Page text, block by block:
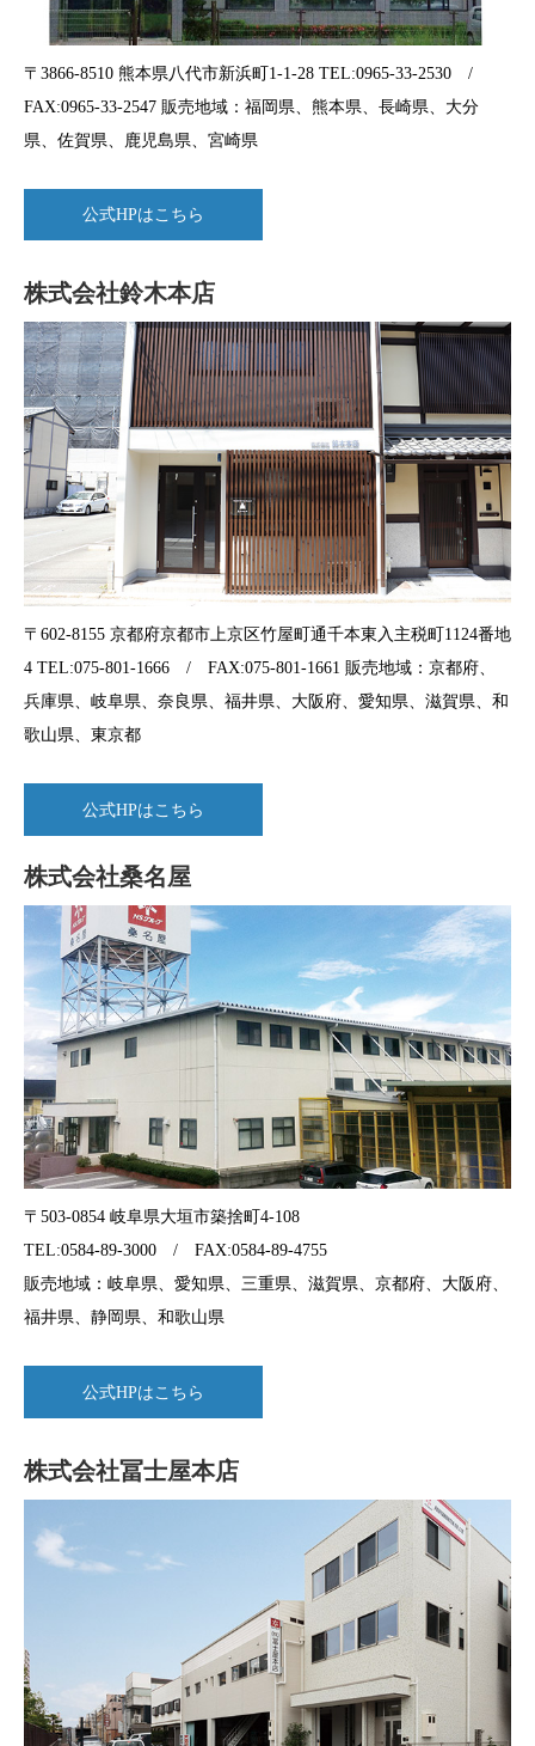
〒3866-8510 熊本県八代市新浜町1-1-28 TEL:0965-33-2530 /
FAX:0965-33-2547 販売地域：福岡県、熊本県、長崎県、大分
県、佐賀県、鹿児島県、宮崎県
公式HPはこちら
株式会社鈴木本店
〒602-8155 京都府京都市上京区竹屋町通千本東入主税町1124番地
4 TEL:075-801-1666 / FAX:075-801-1661 販売地域：京都府、
兵庫県、岐阜県、奈良県、福井県、大阪府、愛知県、滋賀県、和
歌山県、東京都
公式HPはこちら
株式会社桑名屋
〒503-0854 岐阜県大垣市築捨町4-108
TEL:0584-89-3000 / FAX:0584-89-4755
販売地域：岐阜県、愛知県、三重県、滋賀県、京都府、大阪府、
福井県、静岡県、和歌山県
公式HPはこちら
株式会社冨士屋本店